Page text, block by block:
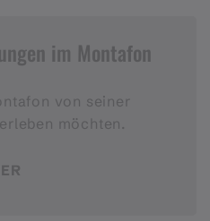
im Montafon
von seiner
möchten.